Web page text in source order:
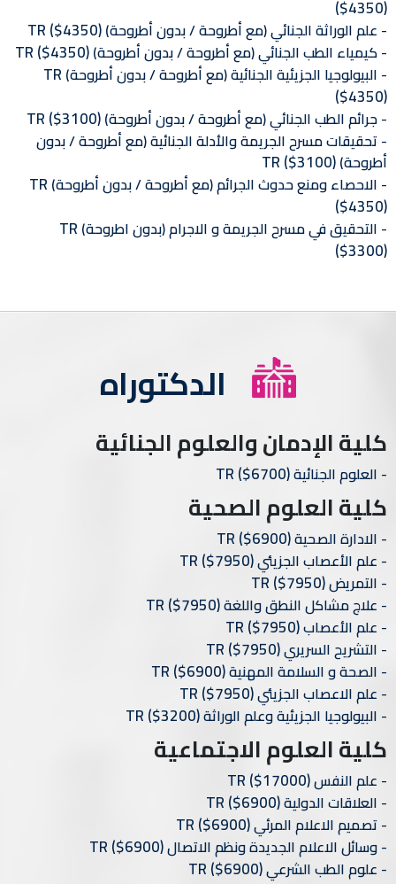
($4350)
علم الوراثة الجنائي (مع أطروحة / بدون أطروحة) TR($4350)
كيمياء الطب الجنائي (مع أطروحة / بدون أطروحة) TR($4350)
البيولوجيا الجزيئية الجنائية (مع أطروحة / بدون أطروحة) TR
($4350)
جرائم الطب الجنائي (مع أطروحة / بدون أطروحة) TR($3100)
تحقيقات مسرح الجريمة والأدلة الجنائية (مع أطروحة / بدون
أطروحة)
TR($3100)
الاحصاء ومنع حدوث الجرائم (مع أطروحة / بدون أطروحة) TR
($4350)
التحقيق في مسرح الجريمة و الاجرام (بدون اطروحة) TR
($3300)
الدكتوراه
كلية الإدمان والعلوم الجنائية
العلوم الجنائية TR($6700)
كلية العلوم الصحية
الادارة الصحية TR($6900)
علم الأعصاب الجزيئي TR($7950)
التمريض TR($7950)
علاج مشاكل النطق واللغة TR($7950)
علم الأعصاب TR($7950)
التشريح السريري TR($7950)
الصحة و السلامة المهنية TR($6900)
علم الاعصاب الجزيئي TR($7950)
البيولوجيا الجزيئية وعلم الوراثة TR($3200)
كلية العلوم الاجتماعية
علم النفس TR($17000)
العلاقات الدولية TR($6900)
تصميم الاعلام المرئي TR($6900)
وسائل الاعلام الجديدة ونظم الاتصال TR($6900)
علوم الطب الشرعي TR($6900)